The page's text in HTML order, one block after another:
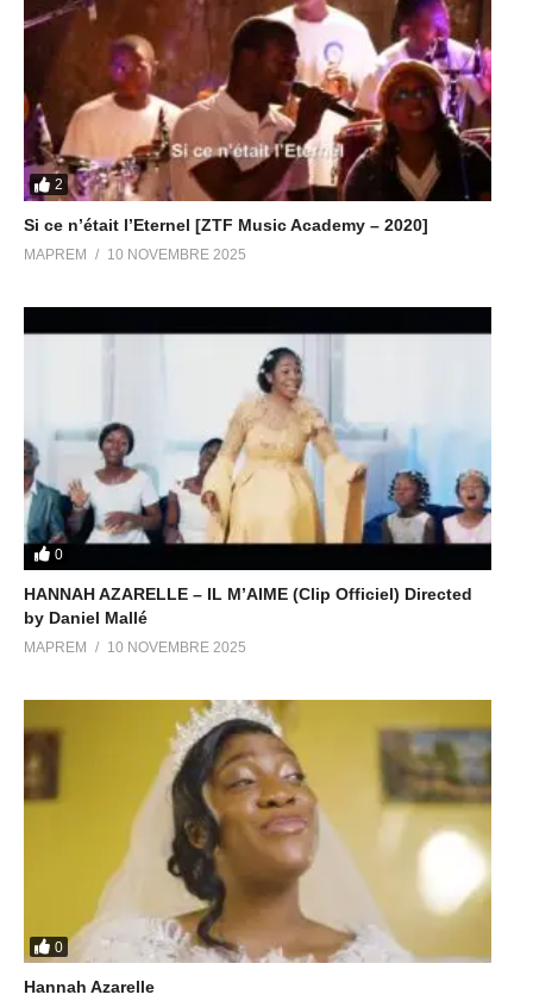
2
Si ce n’était l’Eternel [ZTF Music Academy – 2020]
MAPREM 10 NOVEMBRE 2025
0
HANNAH AZARELLE – IL M’AIME (Clip Officiel) Directed
by Daniel Mallé
MAPREM 10 NOVEMBRE 2025
0
Hannah Azarelle